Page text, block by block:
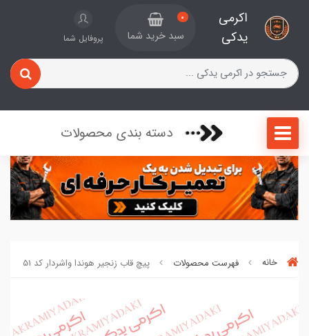
اکرمی
یدکی
0
سبد خرید شما پروفایل شما
دسته بندی محصولات
خانه فهرست محصولات پیچ قاب زنجیر هوندا واشردار کد 51